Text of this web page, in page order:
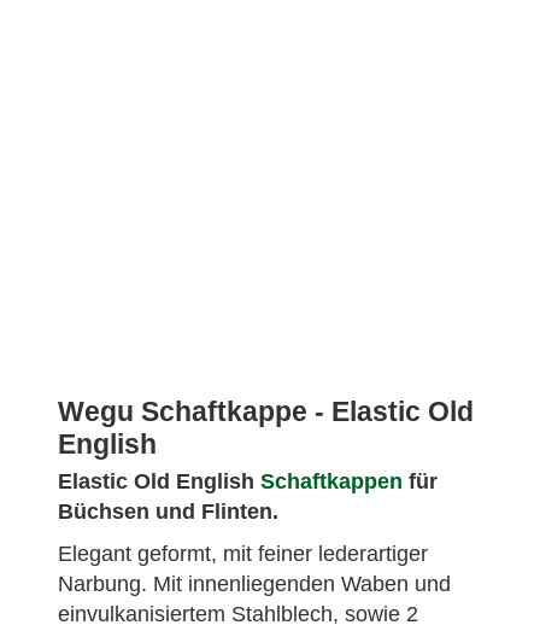
Wegu Schaftkappe - Elastic Old
English
Elastic Old English Schaftkappen für
Büchsen und Flinten.
Elegant geformt, mit feiner lederartiger
Narbung. Mit innenliegenden Waben und
einvulkanisiertem Stahlblech, sowie 2